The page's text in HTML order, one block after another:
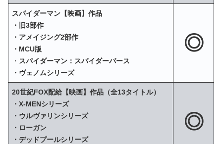
スパイダーマン【映画】作品
・旧3部作
・アメイジング2部作
・MCU版
・ スパイダーマン：スパイダーバース
・ヴェノムシリーズ
◎
20世紀FOX配給【映画】作品（全13タイトル）
・X‐MENシリーズ
・ウルヴァリンシリーズ
・ローガン
・デッドプールシリーズ
◎